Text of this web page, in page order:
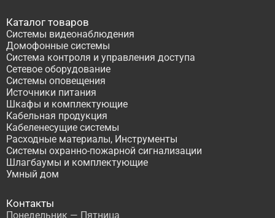
Каталог товаров
Системы видеонаблюдения
Домофонные системы
Система контроля и управления доступа
Сетевое оборудование
Системы оповещения
Источники питания
Шкафы и комплектующие
Кабельная продукция
Кабеленесущие системы
Расходные материалы, Инструменты
Системы охранно-пожарной сигнализации
Шлагбаумы и комплектующие
Умный дом
Контакты
Понедельник — Пятница